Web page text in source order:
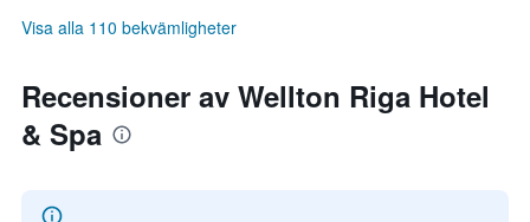
Visa alla 110 bekvämligheter
Recensioner av Wellton Riga Hotel
& Spa